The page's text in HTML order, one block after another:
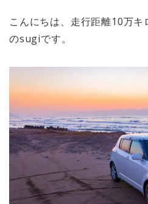
こんにちは、走行距離10万
のsugiです。